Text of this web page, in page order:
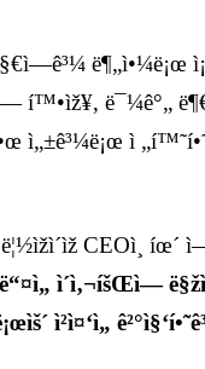
ì§€ì—­ê³¼ ë¶„ì•¼ë¡œ
ë¯¼ê°„
ì„±ê³¼ë¡œ ì
CEOì¸
ì´ì‚¬íšŒì—
ì²­ì¤‘ì„